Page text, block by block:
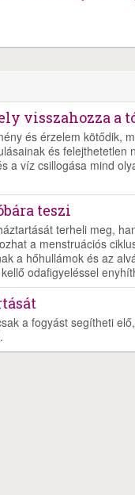
visszahozza a
és érzelem kötődik,
és felejthetetlen
a víz csillogása mind
teszi
terheli meg,
a menstruációs
a hőhullámok és az
odafigyeléssel
a fogyást segítheti